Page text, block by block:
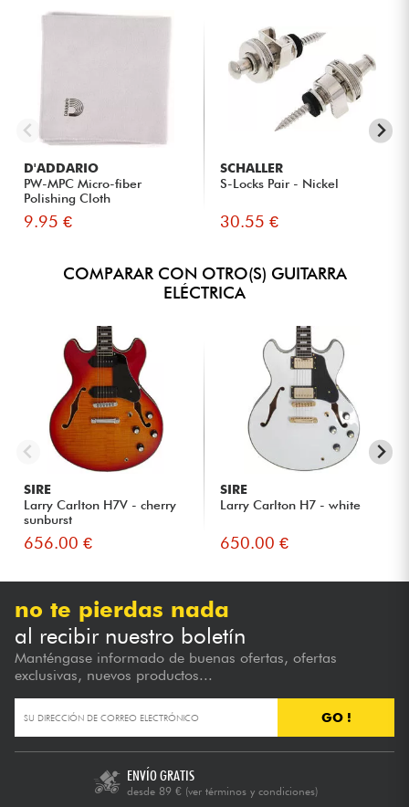
D'ADDARIO
PW-MPC Micro-fiber
Polishing Cloth
9.95 €
SCHALLER
S-Locks Pair - Nickel
30.55 €
COMPARAR CON OTRO(S) GUITARRA
ELÉCTRICA
SIRE
Larry Carlton H7V - cherry
sunburst
656.00 €
SIRE
Larry Carlton H7 - white
650.00 €
no te pierdas nada
al recibir nuestro boletín
Manténgase informado de buenas ofertas, ofertas
exclusivas, nuevos productos...
GO !
ENVÍO GRATIS
desde 89 € (ver términos y condiciones)